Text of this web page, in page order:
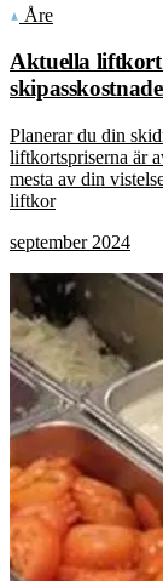
Åre
Aktuella liftkort
Planerar du din
liftkortspriserna är
mesta av din
liftkor
september 2024